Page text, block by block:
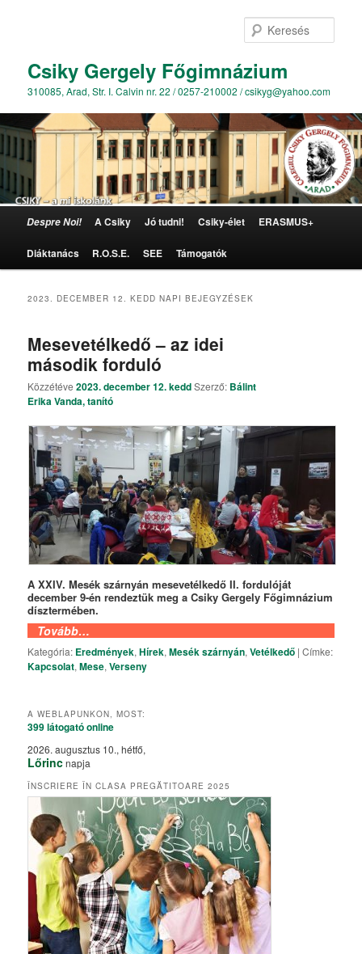
Csiky Gergely Főgimnázium
310085, Arad, Str. I. Calvin nr. 22 / 0257-210002 / csikyg@yahoo.com
Tovább az elsődleges tartalomra
Tovább a másodlagos tartalomra
Despre Noi! A Csiky Jó tudni! Csiky-élet ERASMUS+
Diáktanács R.O.S.E. SEE Támogatók
2023. DECEMBER 12. KEDD NAPI BEJEGYZÉSEK
Mesevetélkedő – az idei
második forduló
Közzétéve2023. december 12. keddSzerző: Bálint
Erika Vanda, tanító
A XXIV. Mesék szárnyán mesevetélkedő II. fordulóját
december 9-én rendeztük meg a Csiky Gergely Főgimnázium
dísztermében.
Tovább…
Kategória: Eredmények,Hírek,Mesék szárnyán,Vetélkedő |Címke:
Kapcsolat,Mese,Verseny
A WEBLAPUNKON, MOST:
399 látogatóonline
2026. augusztus 10., hétfő,
Lőrincnapja
ÎNSCRIERE ÎN CLASA PREGĂTITOARE 2025